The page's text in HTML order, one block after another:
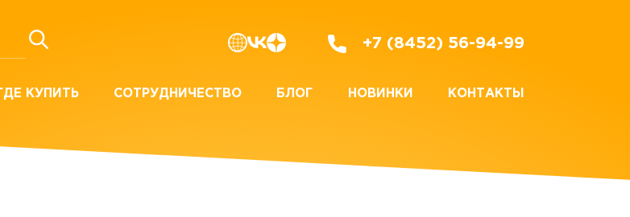
+7 (8452) 56-94-99
ГДЕ КУПИТЬ СОТРУДНИЧЕСТВО БЛОГ НОВИНКИ КОНТАКТЫ